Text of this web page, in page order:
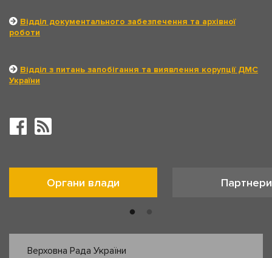
Відділ документального забезпечення та архівної
роботи
Відділ з питань запобігання та виявлення корупції ДМС
України
Органи влади Партнери
Верховна Рада України